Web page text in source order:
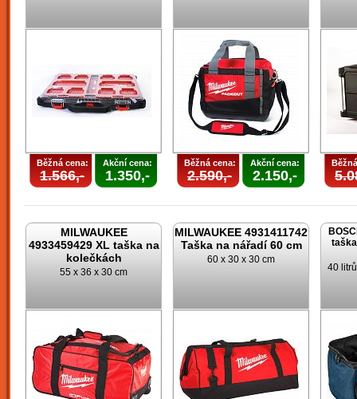
Běžná cena:
1.566,-
Akční cena:
1.350,-
Běžná cena:
2.590,-
Akční cena:
2.150,-
MILWAUKEE
4933459429 XL taška na
kolečkách
55 x 36 x 30 cm
MILWAUKEE 4931411742
Taška na nářadí 60 cm
60 x 30 x 30 cm
40